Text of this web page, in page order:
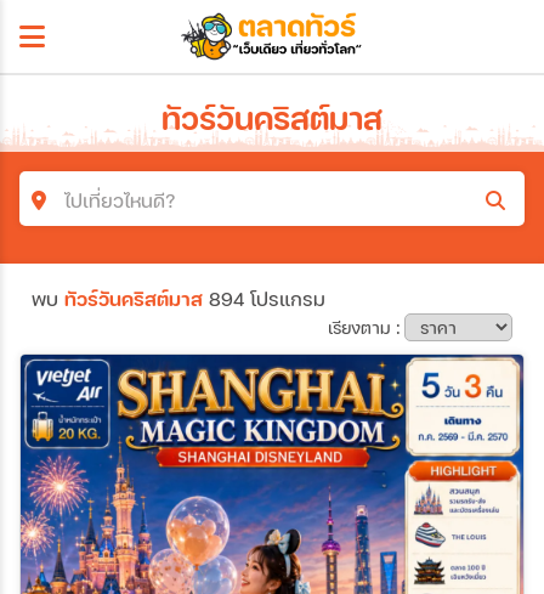
ทัวร์วันคริสต์มาส
ไปเที่ยวไหนดี?
โซน
ประเทศ
เมือง
พบ ทัวร์วันคริสต์มาส 894 โปรแกรม
เรียงตาม :